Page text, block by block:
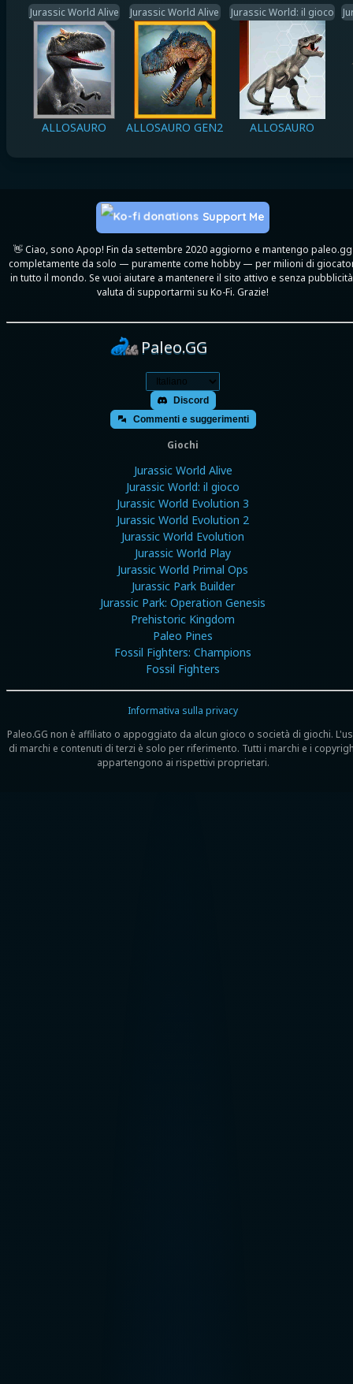
Jurassic World Alive
ALLOSAURO
Jurassic World Alive
ALLOSAURO GEN2
Jurassic World: il gioco
ALLOSAURO
👋 Ciao, sono Apop! Fin da settembre 2020 aggiorno e mantengo paleo.gg
completamente da solo — puramente come hobby — per milioni di
in tutto il mondo. Se vuoi aiutare a mantenere il sito attivo e senza
valuta di supportarmi su Ko-Fi. Grazie!
Support Me
Paleo.GG
Discord
Commenti e suggerimenti
Giochi
Jurassic World Alive
Jurassic World: il gioco
Jurassic World Evolution 3
Jurassic World Evolution 2
Jurassic World Evolution
Jurassic World Play
Jurassic World Primal Ops
Jurassic Park Builder
Jurassic Park: Operation Genesis
Prehistoric Kingdom
Paleo Pines
Fossil Fighters: Champions
Fossil Fighters
Paleo.GG non è affiliato o appoggiato da alcun gioco o società di giochi.
di marchi e contenuti di terzi è solo per riferimento. Tutti i marchi e i
appartengono ai rispettivi proprietari.
Informativa sulla privacy